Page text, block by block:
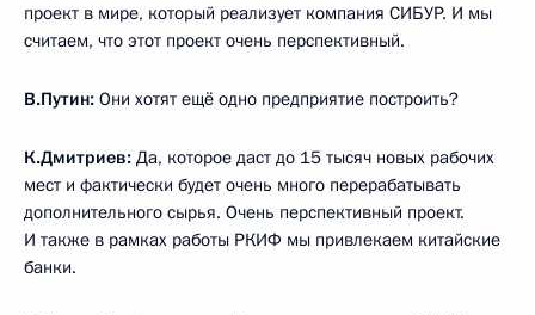
проект в мире, который реализует компания СИБУР. И мы
считаем, что этот проект очень перспективный.
В.Путин: Они хотят ещё одно предприятие построить?
К.Дмитриев: Да, которое даст до 15 тысяч новых рабочих
мест и фактически будет очень много перерабатывать
дополнительного сырья. Очень перспективный проект.
И также в рамках работы РКИФ мы привлекаем китайские
банки.